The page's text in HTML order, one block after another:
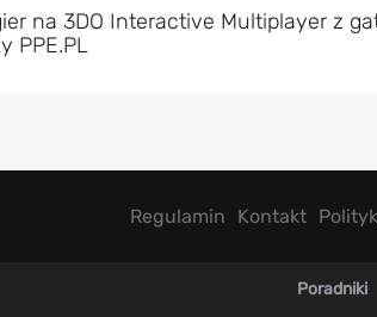
na 3DO Interactive Multiplayer z
PPE.PL
Regulamin Kontakt
Poradniki